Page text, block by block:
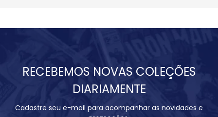
RECEBEMOS NOVAS COLEÇÕES
DIARIAMENTE
Cadastre seu e-mail para acompanhar as novidades e